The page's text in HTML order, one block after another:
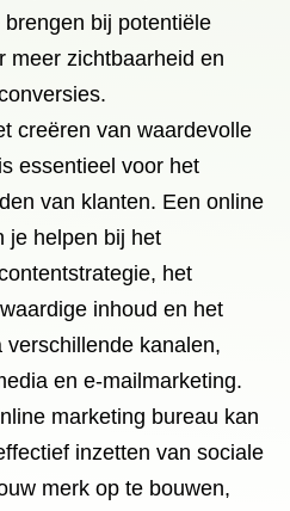
bij potentiële
meer zichtbaarheid en
creëren van waardevolle
essentieel voor het
van klanten. Een online
je helpen bij het
het
inhoud en het
kanalen,
en e-mailmarketing.
marketing bureau kan
inzetten van sociale
merk op te bouwen,